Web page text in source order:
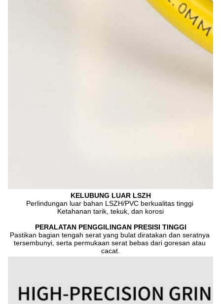
KELUBUNG LUAR LSZH
Perlindungan luar bahan LSZH/PVC berkualitas tinggi
Ketahanan tarik, tekuk, dan korosi
PERALATAN PENGGILINGAN PRESISI TINGGI
Pastikan bagian tengah serat yang bulat diratakan dan seratnya
tersembunyi, serta permukaan serat bebas dari goresan atau
cacat.